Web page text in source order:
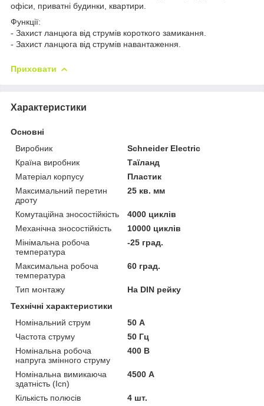
офіси, приватні будинки, квартири.
Функції:
- Захист ланцюга від струмів короткого замикання.
- Захист ланцюга від струмів навантаження.
Приховати
Характеристики
Основні
Виробник
Schneider Electric
Країна виробник
Таїланд
Матеріал корпусу
Пластик
Максимальний перетин
дроту
25 кв. мм
Комутаційна зносостійкість
4000 циклів
Механічна зносостійкість
10000 циклів
Мінімальна робоча
температура
-25 град.
Максимальна робоча
температура
60 град.
Тип монтажу
На DIN рейку
Технічні характеристики
Номінальний струм
50 А
Частота струму
50 Гц
Номінальна робоча
напруга змінного струму
400 В
Номінальна вимикаюча
здатність (Icn)
4500 А
Кількість полюсів
4 шт.